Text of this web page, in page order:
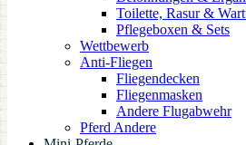
Toilette, Rasur &
Pflegeboxen & Sets
Wettbewerb
Anti-Fliegen
Fliegendecken
Fliegenmasken
Andere Flugabwehr
Pferd Andere